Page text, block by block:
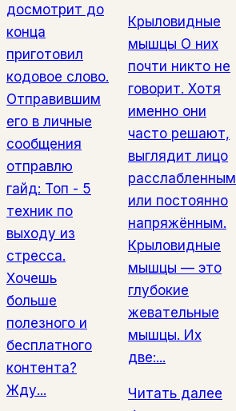
досмотрит до
конца
приготовил
кодовое слово.
Отправившим
его в личные
сообщения
отправлю
гайд: Топ - 5
техник по
выходу из
стресса.
Хочешь
больше
полезного и
бесплатного
контента?
Жду...
Крыловидные
мышцы О них
почти никто не
говорит. Хотя
именно они
часто решают,
выглядит лицо
расслабленным
или постоянно
напряжённым.
Крыловидные
мышцы — это
глубокие
жевательные
мышцы. Их
две:...
Читать далее